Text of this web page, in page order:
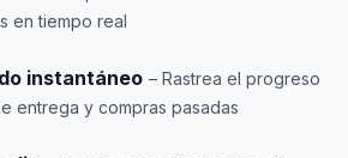
en tiempo real
instantáneo – Rastrea el progreso
entrega y compras pasadas